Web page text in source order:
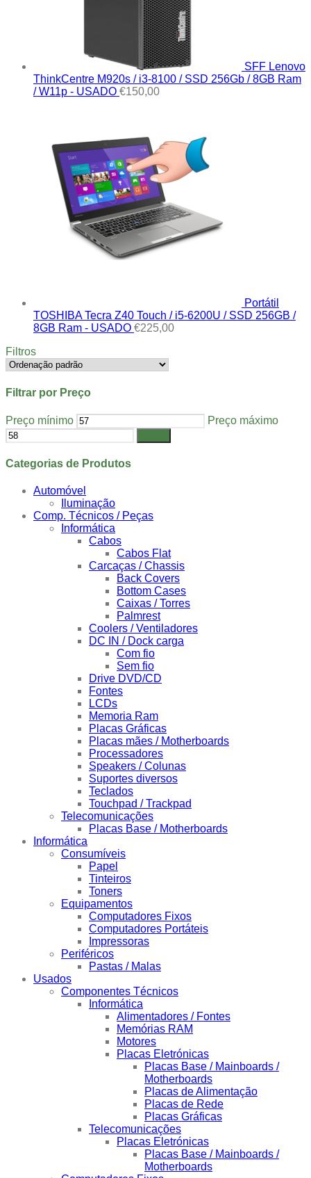
SFF Lenovo
ThinkCentre M920s / i3-8100 / SSD 256Gb / 8GB Ram
/ W11p - USADO €150,00
Portátil
TOSHIBA Tecra Z40 Touch / i5-6200U / SSD 256GB /
8GB Ram - USADO €225,00
Filtros
Filtrar por Preço
Preço mínimo Preço máximo
Categorias de Produtos
Automóvel
Iluminação
Comp. Técnicos / Peças
Informática
Cabos
Cabos Flat
Carcaças / Chassis
Back Covers
Bottom Cases
Caixas / Torres
Palmrest
Coolers / Ventiladores
DC IN / Dock carga
Com fio
Sem fio
Drive DVD/CD
Fontes
LCDs
Memoria Ram
Placas Gráficas
Placas mães / Motherboards
Processadores
Speakers / Colunas
Suportes diversos
Teclados
Touchpad / Trackpad
Telecomunicações
Placas Base / Motherboards
Informática
Consumíveis
Papel
Tinteiros
Toners
Equipamentos
Computadores Fixos
Computadores Portáteis
Impressoras
Periféricos
Pastas / Malas
Usados
Componentes Técnicos
Informática
Alimentadores / Fontes
Memórias RAM
Motores
Placas Eletrónicas
Placas Base / Mainboards /
Motherboards
Placas de Alimentação
Placas de Rede
Placas Gráficas
Telecomunicações
Placas Eletrónicas
Placas Base / Mainboards /
Motherboards